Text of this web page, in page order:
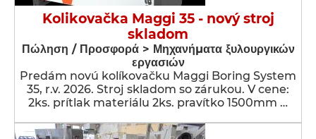
Kolikovačka Maggi 35 - nový stroj
skladom
Πώληση / Προσφορά > Μηχανήματα ξυλουργικών
εργασιών
Predám novú kolíkovačku Maggi Boring System
35, r.v. 2026. Stroj skladom so zárukou. V cene:
2ks. prítlak materiálu 2ks. pravítko 1500mm …